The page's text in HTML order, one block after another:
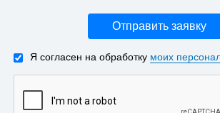
Отправить заявку
Я согласен на обработку моих